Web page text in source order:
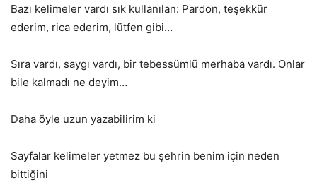
Bazı kelimeler vardı sık kullanılan: Pardon, teşekkür
ederim, rica ederim, lütfen gibi…
Sıra vardı, saygı vardı, bir tebessümlü merhaba vardı. Onlar
bile kalmadı ne deyim…
Daha öyle uzun yazabilirim ki
Sayfalar kelimeler yetmez bu şehrin benim için neden
bittiğini